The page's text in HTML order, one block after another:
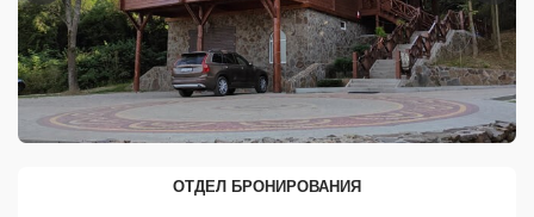
ОТДЕЛ БРОНИРОВАНИЯ